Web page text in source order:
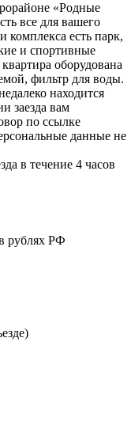
«Родные
все для вашего
есть парк,
и спортивные
оборудована
фильтр для воды.
находится
заезда вам
по ссылке
данные не
в течение 4 часов
рублях РФ